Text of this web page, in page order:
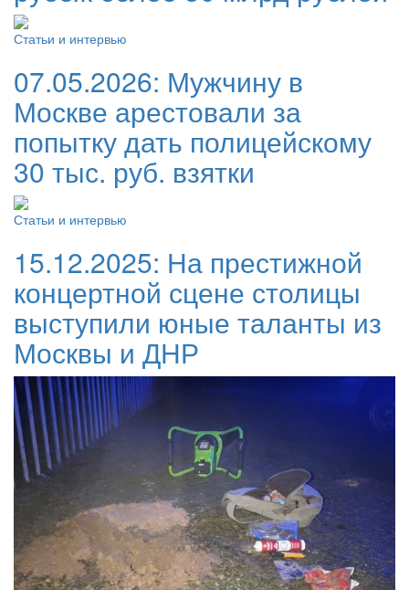
Статьи и интервью
07.05.2026: Мужчину в
Москве арестовали за
попытку дать полицейскому
30 тыс. руб. взятки
Статьи и интервью
15.12.2025: На престижной
концертной сцене столицы
выступили юные таланты из
Москвы и ДНР